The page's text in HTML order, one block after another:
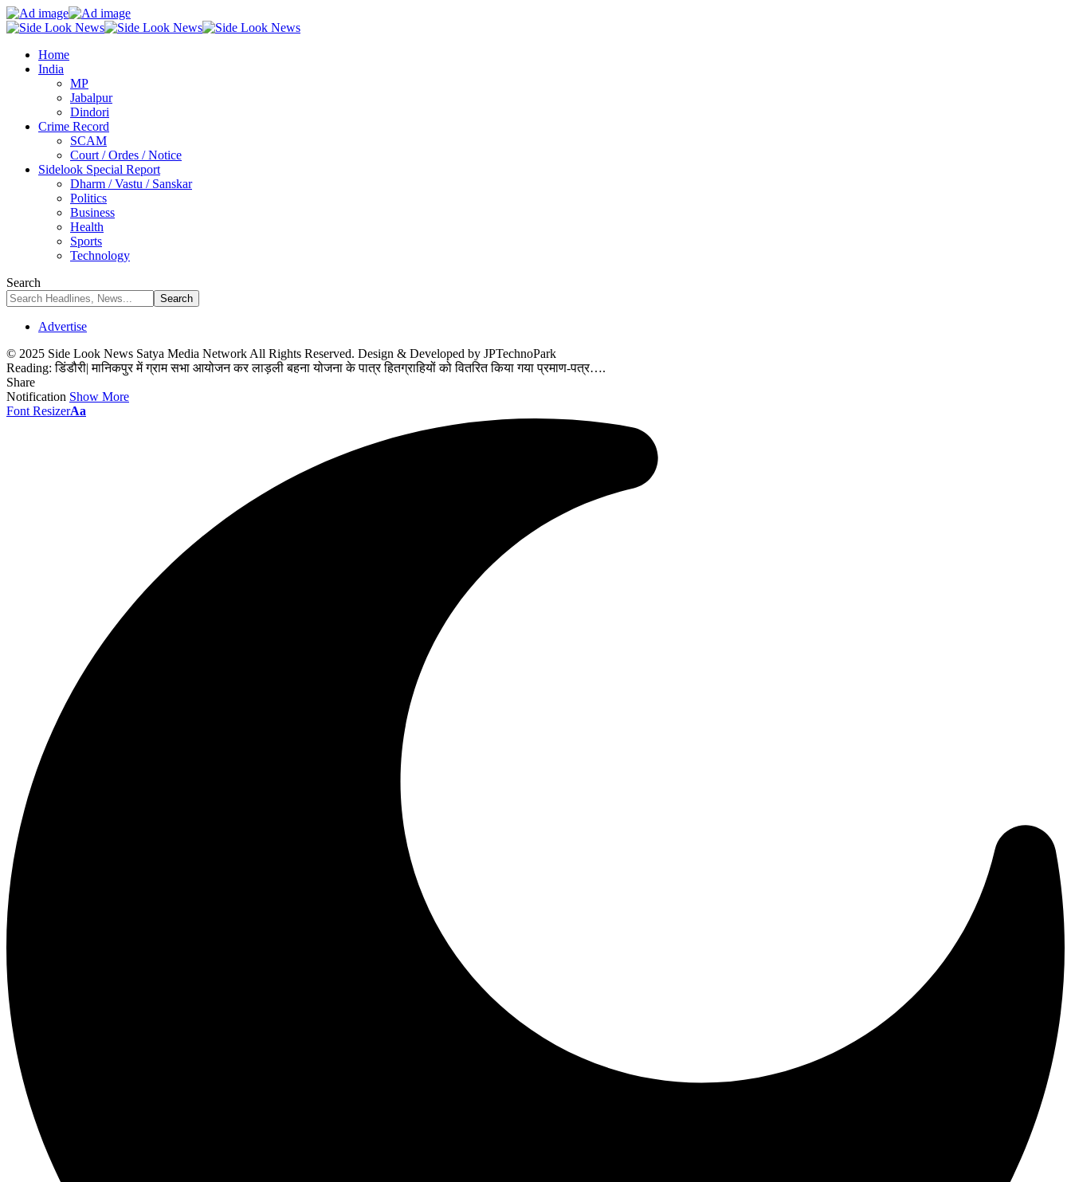
Home
India
MP
Jabalpur
Dindori
Crime Record
SCAM
Court / Ordes / Notice
Sidelook Special Report
Dharm / Vastu / Sanskar
Politics
Business
Health
Sports
Technology
Search
Advertise
© 2025 Side Look News Satya Media Network All Rights Reserved. Design & Developed by JPTechnoPark
Reading: डिंडौरी| मानिकपुर में ग्राम सभा आयोजन कर लाड़ली बहना योजना के पात्र हितग्राहियों को वितरित किया गया प्रमाण-पत्र….
Share
Notification Show More
Font ResizerAa